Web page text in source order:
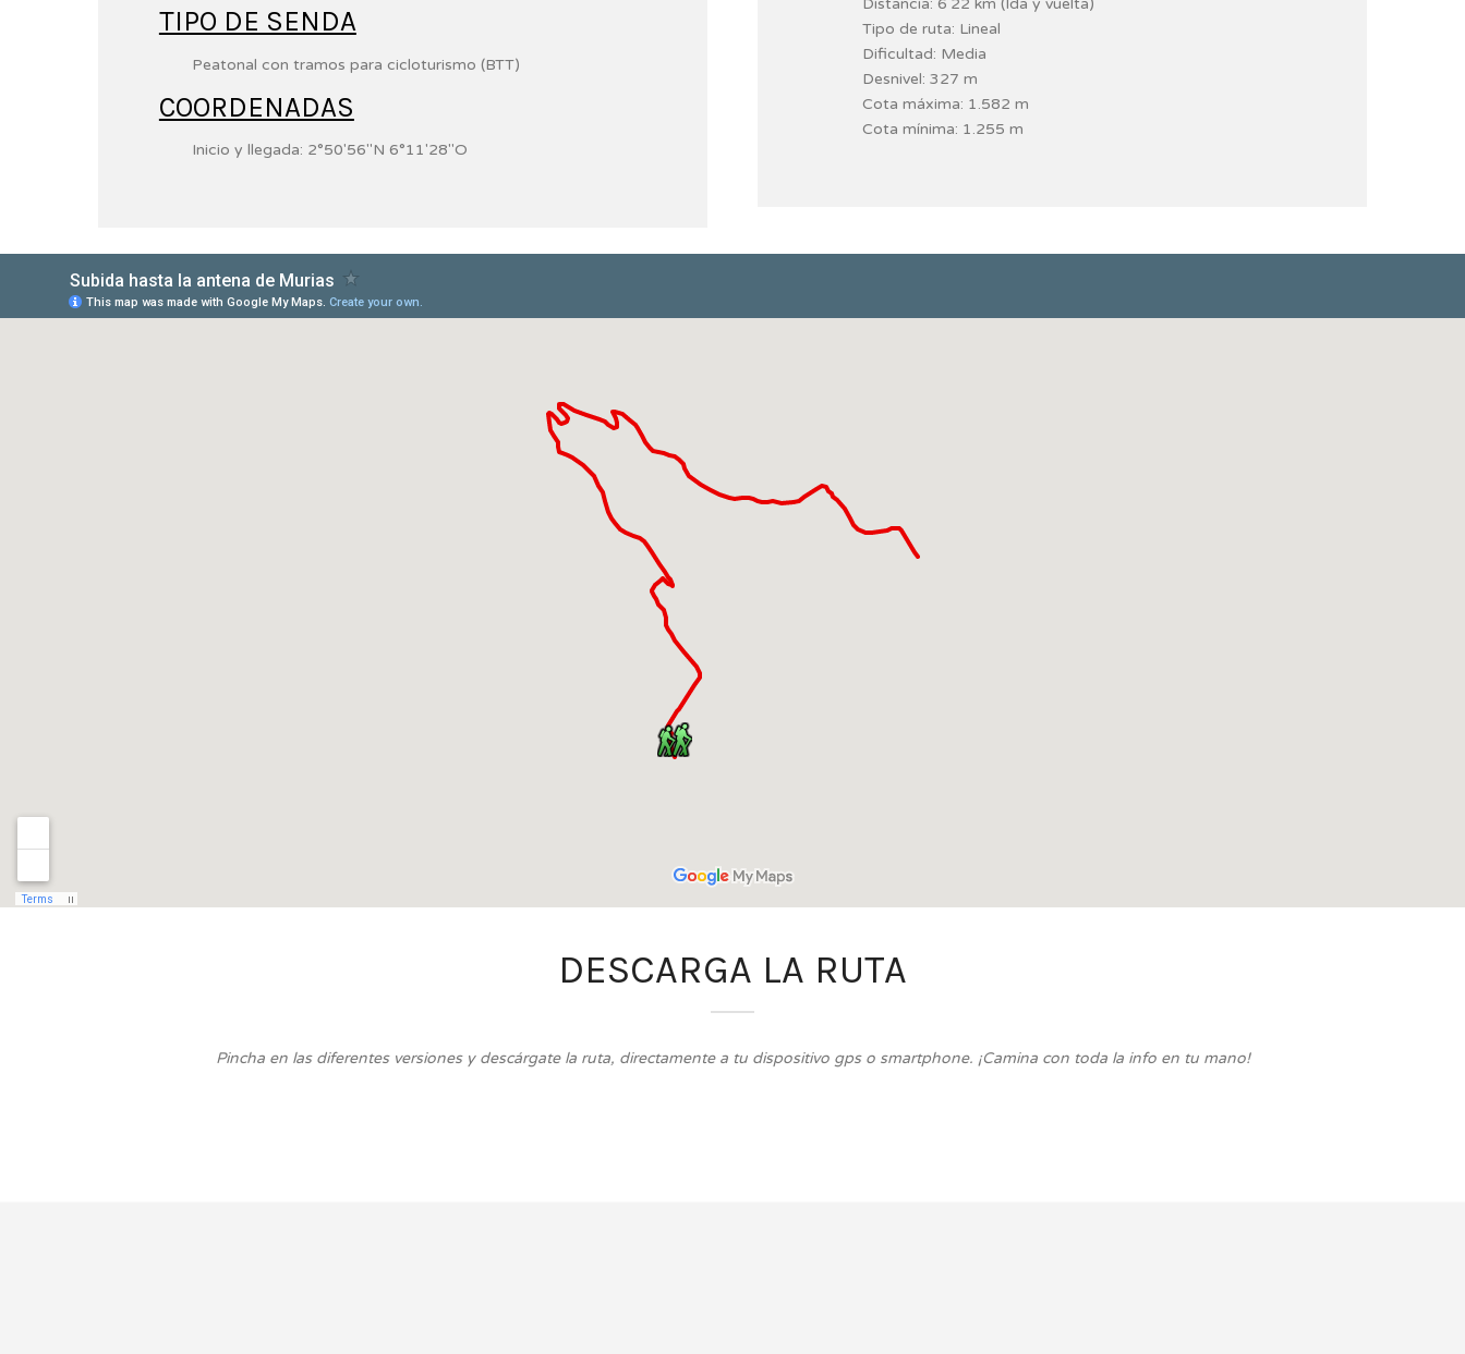
TIPO DE SENDA
Peatonal con tramos para cicloturismo (BTT)
COORDENADAS
Inicio y llegada: 2°50′56″N 6°11′28″O
Distancia: 6´22 km (Ida y vuelta)
Tipo de ruta: Lineal
Dificultad: Media
Desnivel: 327 m
Cota máxima: 1.582 m
Cota mínima: 1.255 m
DESCARGA LA RUTA
Pincha en las diferentes versiones y descárgate la ruta, directamente a tu dispositivo gps o smartphone. ¡Camina con toda la info en tu mano!